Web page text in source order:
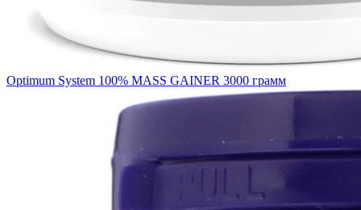
Optimum System 100% MASS GAINER 3000 грамм